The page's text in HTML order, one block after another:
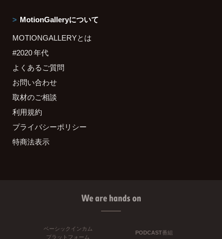
MotionGalleryについて
MOTIONGALLERYとは
#2020 年代
よくあるご質問
お問い合わせ
取材のご相談
利用規約
プライバシーポリシー
特商法表示
We are hands on
ベーシックインカム
プラットフォーム
PODCAST番組